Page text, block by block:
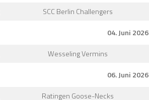
SCC Berlin Challengers
04. Juni 2026
Wesseling Vermins
06. Juni 2026
Ratingen Goose-Necks